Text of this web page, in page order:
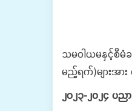
သမဝါယမနှင့်စီမံ
မည့်ရက်)များအ
၂၀၂၃-၂၀၂၄